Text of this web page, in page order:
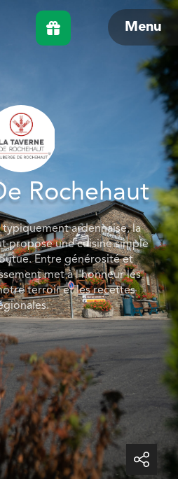
Menu
Rochehaut
typiquement ardennaise, la
propose une cuisine simple
Entre générosité et
met à l'honneur les
terroir et les recettes